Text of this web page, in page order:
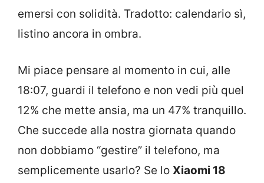
emersi con solidità. Tradotto: calendario sì,
listino ancora in ombra.
Mi piace pensare al momento in cui, alle
18:07, guardi il telefono e non vedi più quel
12% che mette ansia, ma un 47% tranquillo.
Che succede alla nostra giornata quando
non dobbiamo “gestire” il telefono, ma
semplicemente usarlo? Se lo Xiaomi 18